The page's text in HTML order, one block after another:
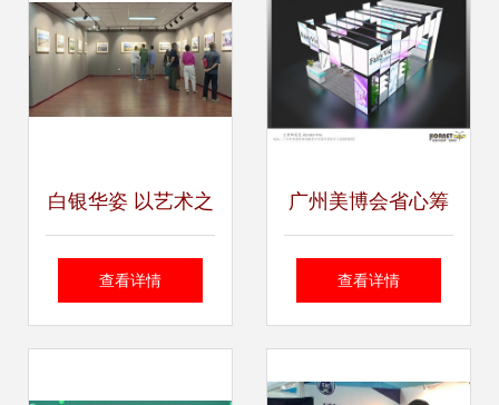
白银华姿 以艺术之
姿，承时代之展
查看详情
广州美博会省心筹
备指南 专业展览设
查看详情